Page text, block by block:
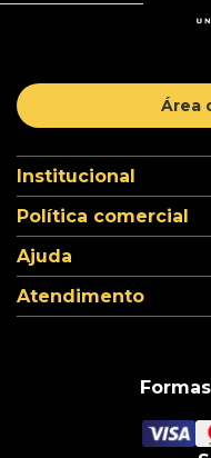
Área
Institucional
Política comercial
Ajuda
Atendimento